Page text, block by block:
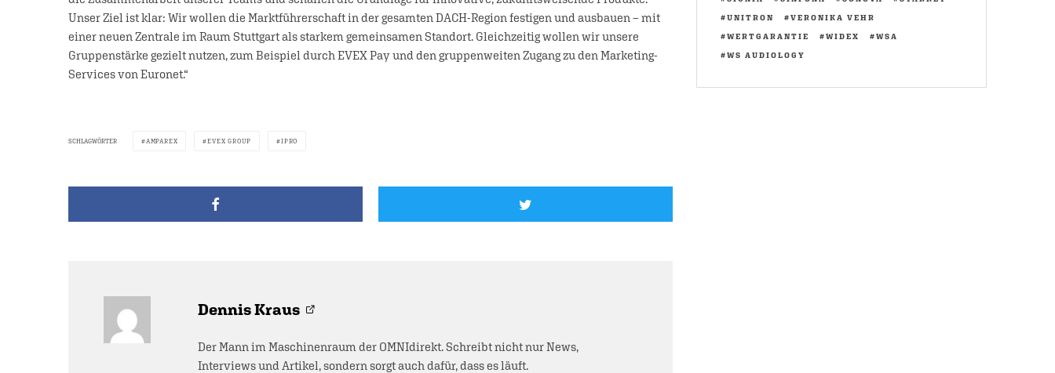
Unser Ziel ist klar: Wir wollen die Marktführerschaft in der gesamten DACH-Region festigen und ausbauen – mit
einer neuen Zentrale im Raum Stuttgart als starkem gemeinsamen Standort. Gleichzeitig wollen wir unsere
Gruppenstärke gezielt nutzen, zum Beispiel durch EVEX Pay und den gruppenweiten Zugang zu den Marketing-
Services von Euronet.“
SCHLAGWÖRTER AMPAREX EVEX GROUP IPRO
Dennis Kraus
Der Mann im Maschinenraum der OMNIdirekt. Schreibt nicht nur News,
Interviews und Artikel, sondern sorgt auch dafür, dass es läuft.
UNITRON
VERONIKA VEHR
WERTGARANTIE
WIDEX
WSA
WS AUDIOLOGY